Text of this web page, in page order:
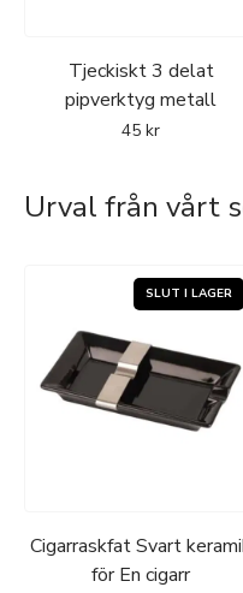
Tjeckiskt 3 delat
pipverktyg metall
45 kr
Urval från vårt
Cigarraskfat Svart
för En cigarr